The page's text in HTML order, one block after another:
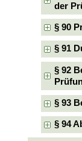
der
§ 90
§ 91
§ 92
§ 93
§ 94